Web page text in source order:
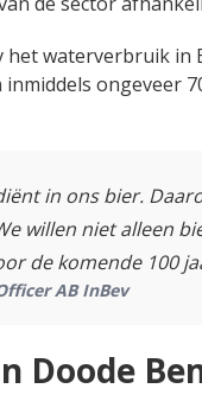
waterverbruik in
ongeveer
in ons bier.
willen niet alleen
de komende 100
AB InBev
Doode